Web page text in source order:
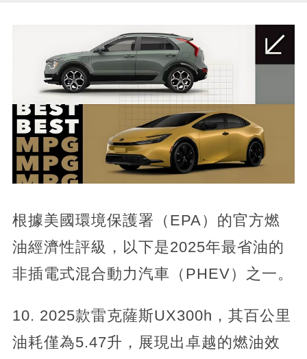
根據美國環境保護署（EPA）的官方燃
油經濟性評級，以下是2025年最省油的
非插電式混合動力汽車（PHEV）之一。
10. 2025款雷克薩斯UX300h，其百公里
油耗僅為5.47升，展現出卓越的燃油效